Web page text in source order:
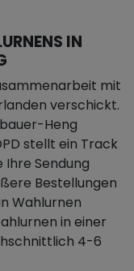
IN
mit
verschickt.
Heng
stellt ein Track
Ihre Sendung
Bestellungen
Wahlurnen
in einer
4-6